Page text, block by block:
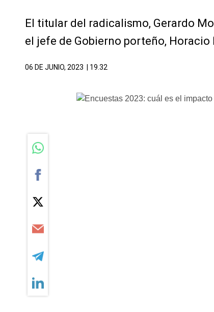
El titular del radicalismo, Gerardo
el jefe de Gobierno porteño,
06 DE JUNIO, 2023 | 19.32